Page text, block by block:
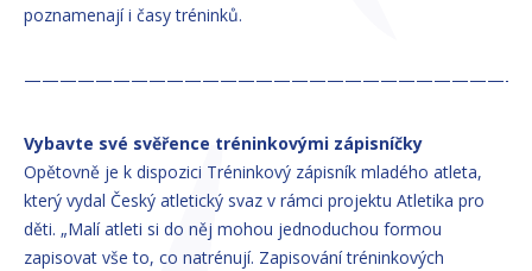
poznamenají i časy tréninků.
Vybavte své svěřence tréninkovými zápisníčky
Opětovně je k dispozici Tréninkový zápisník mladého atleta,
který vydal Český atletický svaz v rámci projektu Atletika pro
děti. „Malí atleti si do něj mohou jednoduchou formou
zapisovat vše to, co natrénují. Zapisování tréninkových